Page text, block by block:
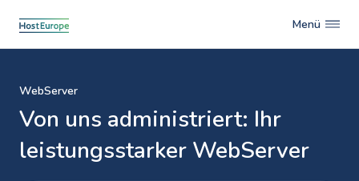
Menü
WebServer
Von uns administriert: Ihr
leistungsstarker WebServer